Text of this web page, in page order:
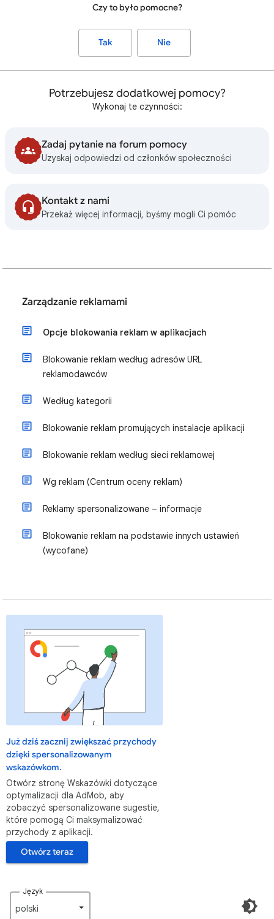
Czy to było pomocne?
Tak Nie
Potrzebujesz dodatkowej pomocy?
Wykonaj te czynności:
Zadaj pytanie na forum pomocy
Uzyskaj odpowiedzi od członków społeczności
Kontakt z nami
Przekaż więcej informacji, byśmy mogli Ci pomóc
Zarządzanie reklamami
Opcje blokowania reklam w aplikacjach
Blokowanie reklam według adresów URL
reklamodawców
Według kategorii
Blokowanie reklam promujących instalacje aplikacji
Blokowanie reklam według sieci reklamowej
Wg reklam (Centrum oceny reklam)
Reklamy spersonalizowane – informacje
Blokowanie reklam na podstawie innych ustawień
(wycofane)
Już dziś zacznij zwiększać przychody
dzięki spersonalizowanym
wskazówkom.
Otwórz stronę Wskazówki dotyczące
optymalizacji dla AdMob, aby
zobaczyć spersonalizowane sugestie,
które pomogą Ci maksymalizować
przychody z aplikacji.
Otwórz teraz
Język
polski‎